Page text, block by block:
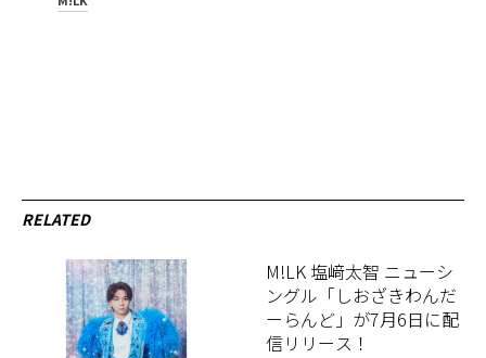
RELATED
M!LK 塩﨑太智 ニューシ
ングル「しおざきわんだ
ーらんど」が7月6日に配
信リリース！